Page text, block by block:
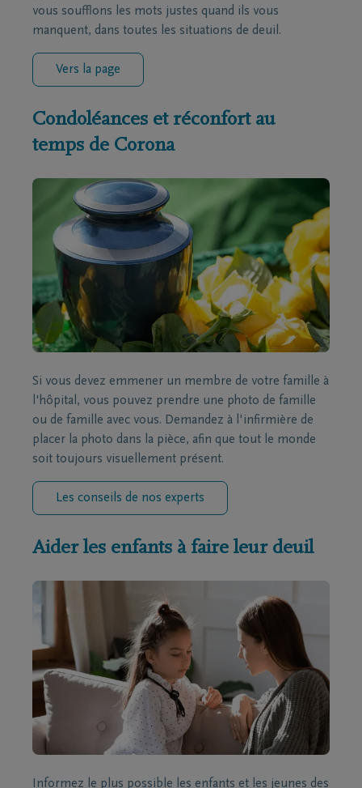
vous soufflons les mots justes quand ils vous
manquent, dans toutes les situations de deuil.
Vers la page
Condoléances et réconfort au
temps de Corona
Si vous devez emmener un membre de votre famille à
l'hôpital, vous pouvez prendre une photo de famille
ou de famille avec vous. Demandez à l'infirmière de
placer la photo dans la pièce, afin que tout le monde
soit toujours visuellement présent.
Les conseils de nos experts
Aider les enfants à faire leur deuil
Informez le plus possible les enfants et les jeunes des